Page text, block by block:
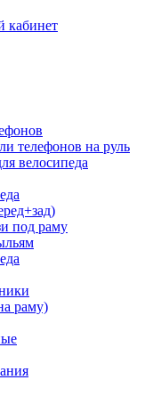
кабинет
телефонов на руль
велосипеда
под раму
раму)